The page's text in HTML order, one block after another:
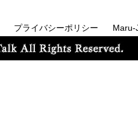
プライバシーポリシー Maru-